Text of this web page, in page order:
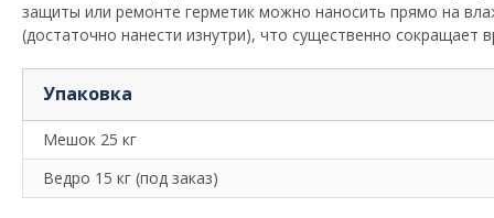
защиты или ремонте герметик можно наносить прямо на
(достаточно нанести изнутри), что существенно сокращает
Упаковка
Мешок 25 кг
Ведро 15 кг (под заказ)